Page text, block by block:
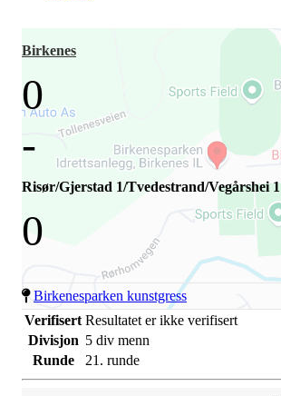
Birkenes
0
-
Risør/Gjerstad 1/Tvedestrand/Vegårshei 1
0
Birkenesparken kunstgress
Verifisert Resultatet er ikke verifisert
Divisjon 5 div menn
Runde
21. runde